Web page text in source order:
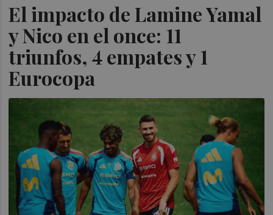
El impacto de Lamine Yamal
y Nico en el once: 11
triunfos, 4 empates y 1
Eurocopa